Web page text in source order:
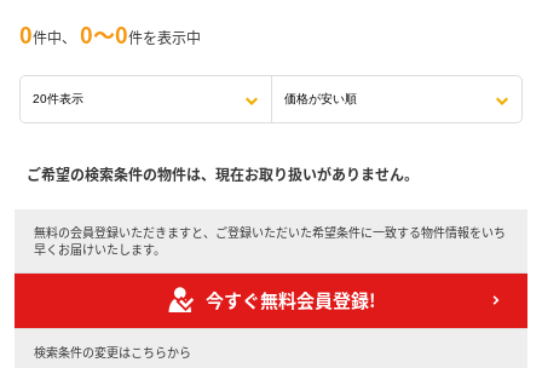
0件中、 0〜0件を表示中
ご希望の検索条件の物件は、現在お取り扱いがありません。
無料の会員登録いただきますと、ご登録いただいた希望条件に一致する物件情報をいち
早くお届けいたします。
今すぐ無料会員登録!
検索条件の変更はこちらから